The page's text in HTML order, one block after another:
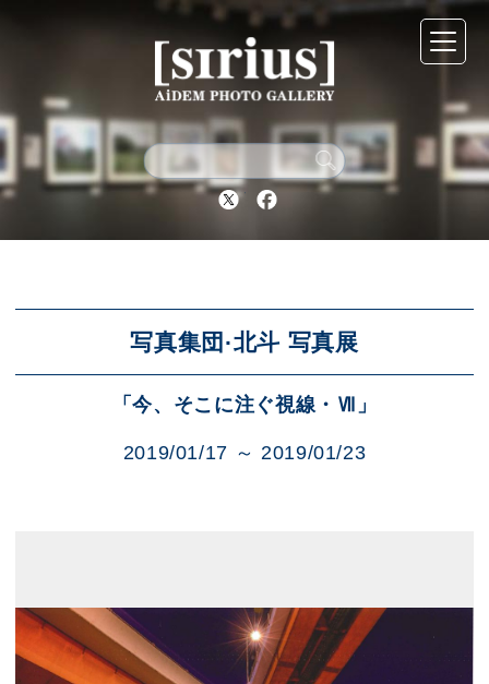
Twitter Facebook
写真集団·北斗 写真展
「今、そこに注ぐ視線・Ⅶ」
2019/01/17 ～ 2019/01/23
シリウスについて
展示スケジュール